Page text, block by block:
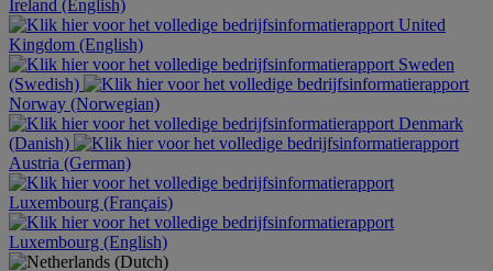
Ireland (English)
United
Kingdom (English)
Sweden
(Swedish)
Norway (Norwegian)
Denmark
(Danish)
Austria (German)
Luxembourg (Français)
Luxembourg (English)